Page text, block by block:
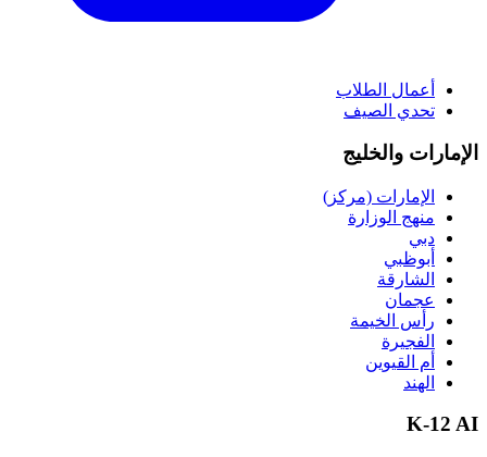
أعمال الطلاب
تحدي الصيف
الإمارات والخليج
الإمارات (مركز)
منهج الوزارة
دبي
أبوظبي
الشارقة
عجمان
رأس الخيمة
الفجيرة
أم القيوين
الهند
K-12 AI